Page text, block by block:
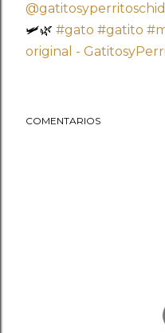
🛩️🌿 #gato #gatito
original -
COMENTARIOS